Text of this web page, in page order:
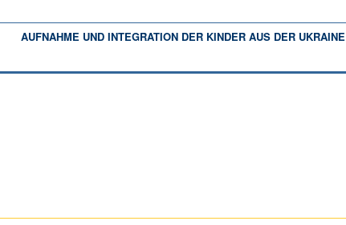
AUFNAHME UND INTEGRATION DER KINDER AUS DER UKRAINE